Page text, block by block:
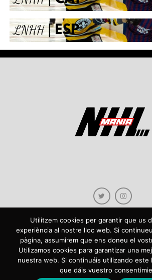
Copyright © 2021 NHLmania.com. Tots els drets
reservados. NHLmania és una web dedicada a la
NHL, tant en català com en castellà. L'escut de
web en qüestió. NHLmania es una web dedicada a la
Utilitzem cookies per garantir que us
experiència al nostre lloc web. Si
pàgina, assumirem que ens doneu el
Utilizamos cookies para garantizar una
nuestra web. Si continuáis utilizando este
que dáis vuestro